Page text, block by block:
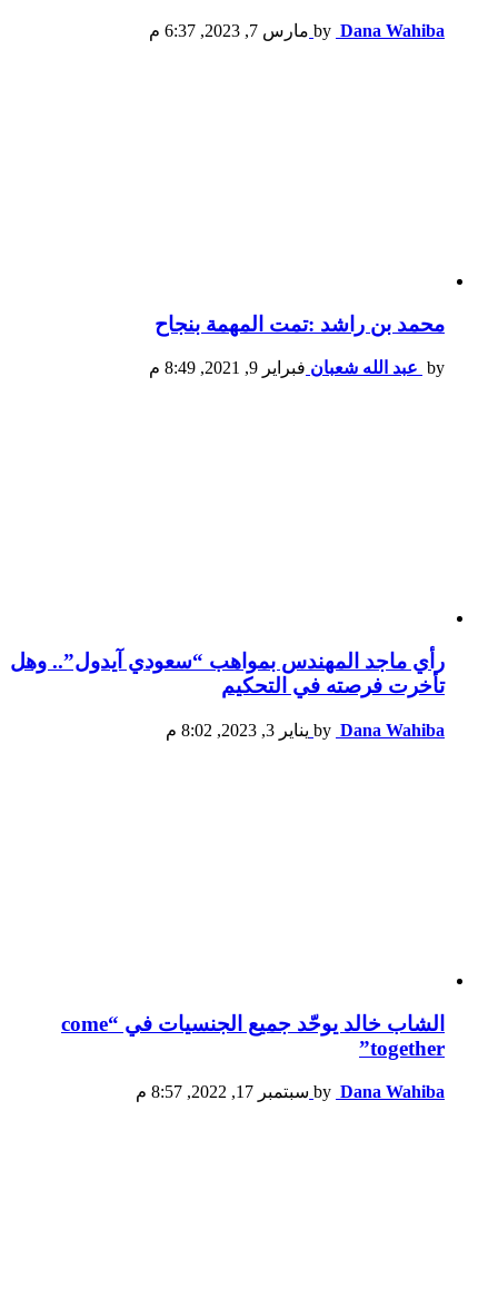
by Dana Wahiba مارس 7, 2023, 6:37 م
محمد بن راشد :تمت المهمة بنجاح
by عبد الله شعبان فبراير 9, 2021, 8:49 م
رأي ماجد المهندس بمواهب “سعودي آيدول”.. وهل
تأخرت فرصته في التحكيم
by Dana Wahiba يناير 3, 2023, 8:02 م
الشاب خالد يوحّد جميع الجنسيات في “come
together”
by Dana Wahiba سبتمبر 17, 2022, 8:57 م